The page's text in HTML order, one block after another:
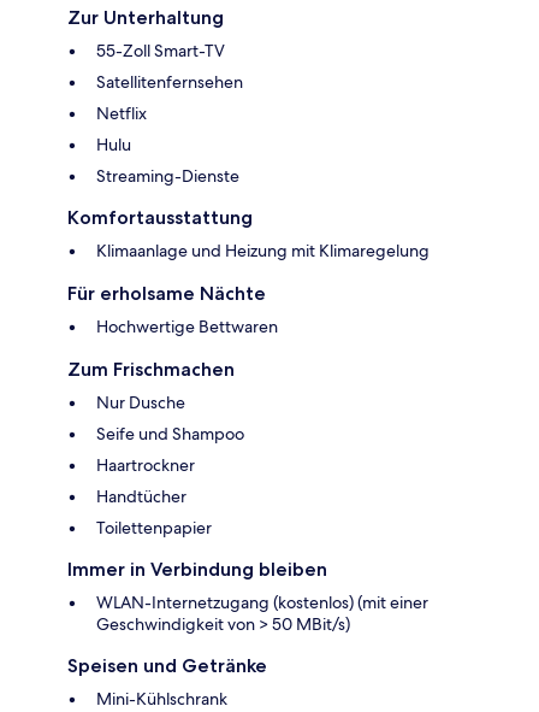
Zur Unterhaltung
55-Zoll Smart-TV
Satellitenfernsehen
Netflix
Hulu
Streaming-Dienste
Komfortausstattung
Klimaanlage und Heizung mit Klimaregelung
Für erholsame Nächte
Hochwertige Bettwaren
Zum Frischmachen
Nur Dusche
Seife und Shampoo
Haartrockner
Handtücher
Toilettenpapier
Immer in Verbindung bleiben
WLAN-Internetzugang (kostenlos) (mit einer
Geschwindigkeit von > 50 MBit/s)
Speisen und Getränke
Mini-Kühlschrank